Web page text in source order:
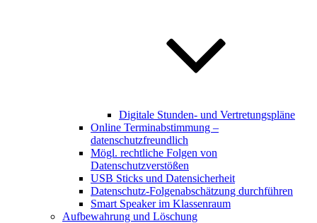
Digitale Stunden- und Vertretungspläne
Online Terminabstimmung –
datenschutzfreundlich
Mögl. rechtliche Folgen von
Datenschutzverstößen
USB Sticks und Datensicherheit
Datenschutz-Folgenabschätzung durchführen
Smart Speaker im Klassenraum
Aufbewahrung und Löschung